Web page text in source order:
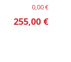
0,00 €
255,00 €